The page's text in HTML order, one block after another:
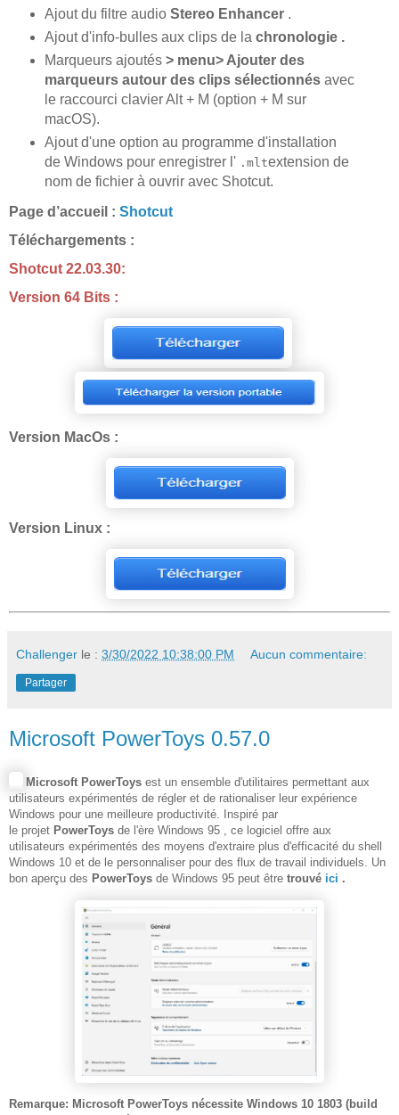
Ajout du filtre audio Stereo Enhancer.
Ajout d'info-bulles aux clips de la chronologie .
Marqueurs ajoutés > menu> Ajouter des
marqueurs autour des clips sélectionnésavec
le raccourci clavier Alt + M (option + M sur
macOS).
Ajout d'une option au programme d'installation
de Windows pour enregistrer l' .mltextension de
nom de fichier à ouvrir avec Shotcut.
Page d’accueil : Shotcut
Téléchargements :
Shotcut 22.03.30:
Version 64 Bits :
Version MacOs :
Version Linux :
Challenger le : 3/30/2022 10:38:00 PM Aucun commentaire:
Partager
Microsoft PowerToys 0.57.0
Microsoft PowerToys est un ensemble d'utilitaires permettant aux
utilisateurs expérimentés de régler et de rationaliser leur expérience
Windows pour une meilleure productivité. Inspiré par
le projet PowerToys de l'ère Windows 95 , ce logiciel offre aux
utilisateurs expérimentés des moyens d'extraire plus d'efficacité du shell
Windows 10 et de le personnaliser pour des flux de travail individuels. Un
bon aperçu des PowerToys de Windows 95 peut être trouvé ici .
Remarque: Microsoft PowerToys nécessite Windows 10 1803 (build